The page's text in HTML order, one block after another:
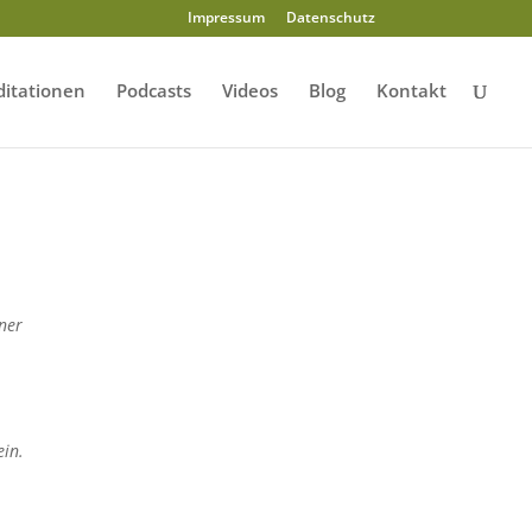
Impressum Datenschutz
Podcasts Videos Blog Kontakt